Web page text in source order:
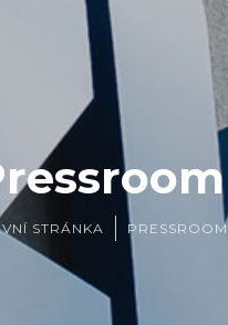
STRÁNKA PRESSROOM